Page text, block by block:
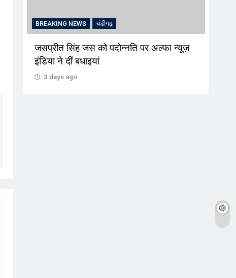
BREAKING NEWS चंडीगढ़
जसप्रीत सिंह जस को पदोन्नति पर अल्फा न्यूज़
इंडिया ने दीं बधाइयां
3 days ago